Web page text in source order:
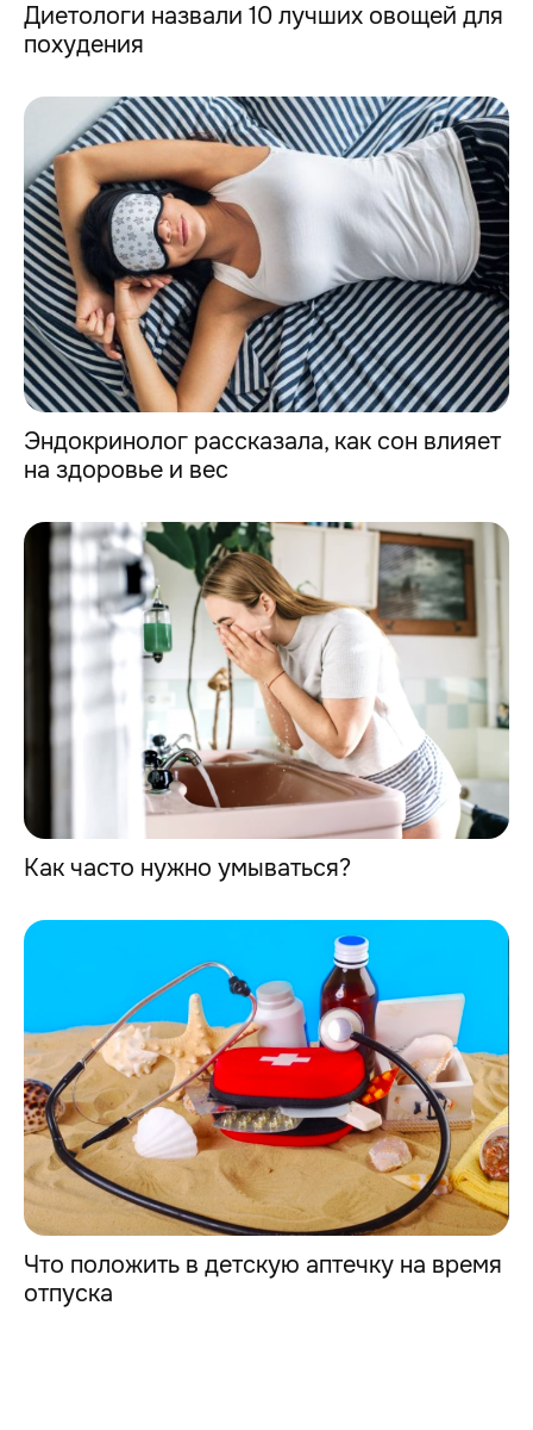
Диетологи назвали 10 лучших овощей для
похудения
Эндокринолог рассказала, как сон влияет
на здоровье и вес
Как часто нужно умываться?
Что положить в детскую аптечку на время
отпуска